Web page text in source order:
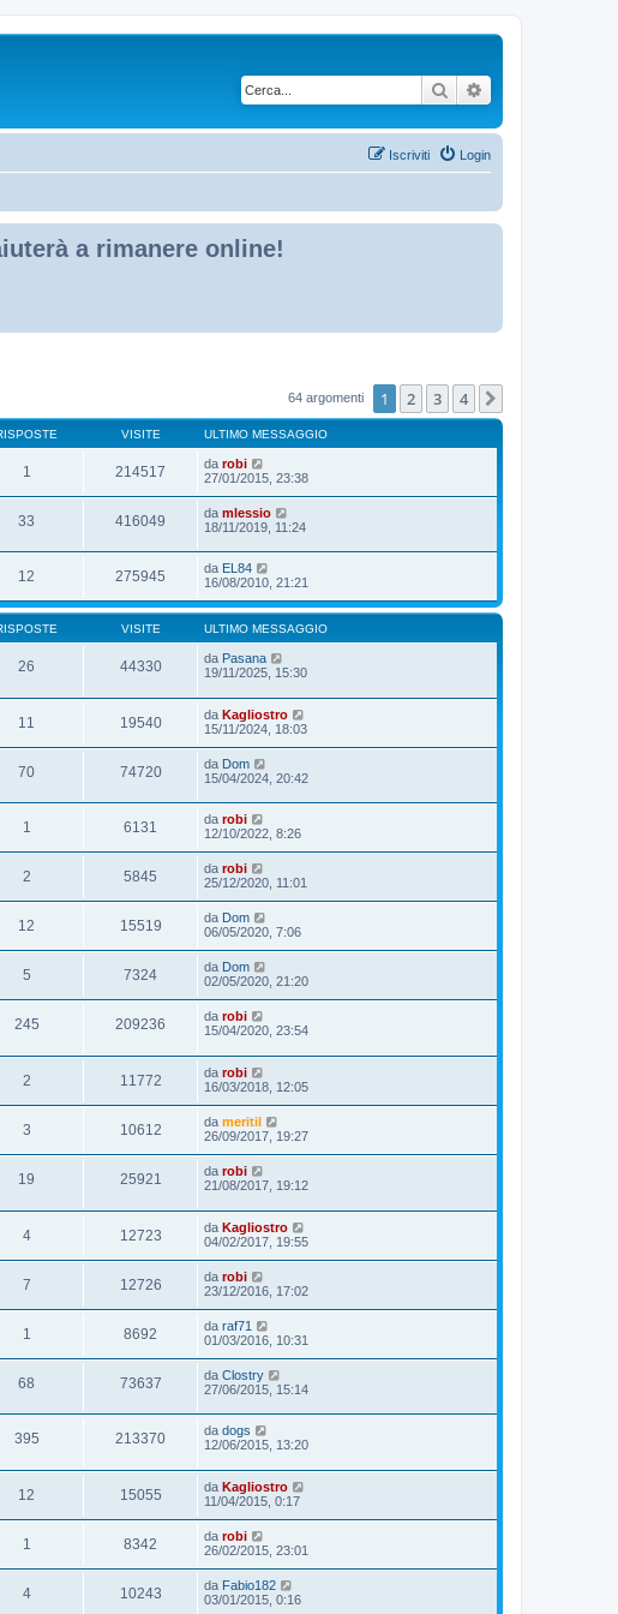
Cerca
Login
Iscriviti
a rimanere online!
64 argomenti 1 2 3 4
VISITE ULTIMO MESSAGGIO
1 214517 da robi
27/01/2015, 23:38
33 416049 da mlessio
18/11/2019, 11:24
12 275945 da EL84
16/08/2010, 21:21
VISITE ULTIMO MESSAGGIO
26 44330 da Pasana
19/11/2025, 15:30
11 19540 da Kagliostro
15/11/2024, 18:03
70 74720 da Dom
15/04/2024, 20:42
1 6131 da robi
12/10/2022, 8:26
2 5845 da robi
25/12/2020, 11:01
12 15519 da Dom
06/05/2020, 7:06
5 7324 da Dom
02/05/2020, 21:20
245 209236 da robi
15/04/2020, 23:54
2 11772 da robi
16/03/2018, 12:05
3 10612 da meritil
26/09/2017, 19:27
19 25921 da robi
21/08/2017, 19:12
4 12723 da Kagliostro
04/02/2017, 19:55
7 12726 da robi
23/12/2016, 17:02
1 8692 da raf71
01/03/2016, 10:31
68 73637 da Clostry
27/06/2015, 15:14
395 213370 da dogs
12/06/2015, 13:20
12 15055 da Kagliostro
11/04/2015, 0:17
1 8342 da robi
26/02/2015, 23:01
4 10243 da Fabio182
03/01/2015, 0:16